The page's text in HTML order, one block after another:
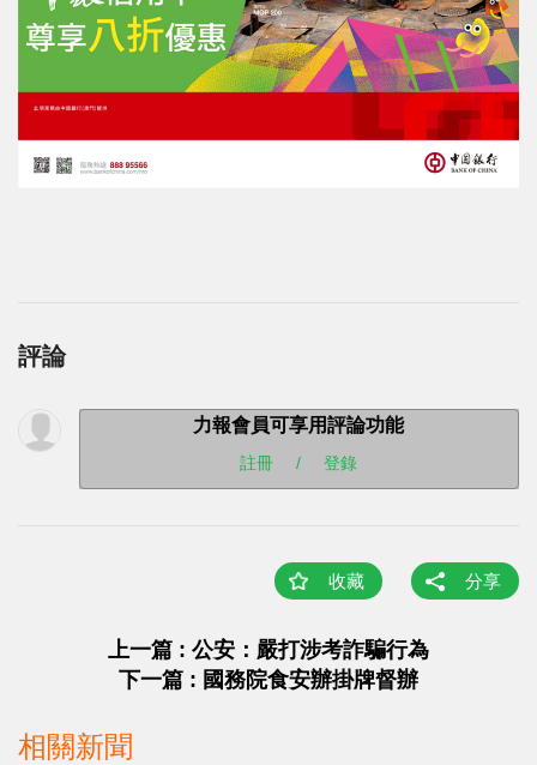
評論
力報會員可享用評論功能
註冊 / 登錄
收藏 分享
上一篇 : 公安：嚴打涉考詐騙行為
下一篇 : 國務院食安辦掛牌督辦
相關新聞